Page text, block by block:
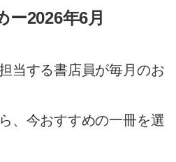
2026年6月
当する書店員が毎月のお
、今おすすめの一冊を選